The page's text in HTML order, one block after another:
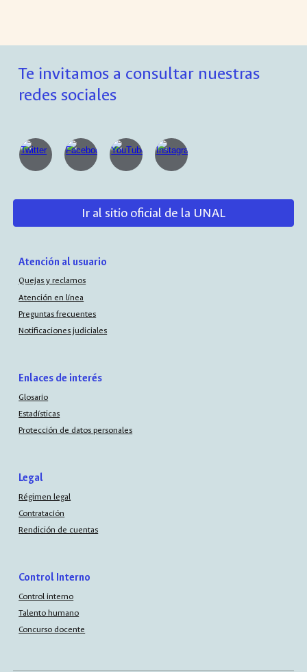
Te invitamos a consultar nuestras
redes sociales
Ir al sitio oficial de la UNAL
Atención al usuario
Quejas y reclamos
Atención en línea
Preguntas frecuentes
Notificaciones judiciales
Enlaces de interés
Glosario
Estadísticas
Protección de datos personales
Legal
Régimen legal
Contratación
Rendición de cuentas
Control Interno
Control interno
Talento humano
Concurso docente